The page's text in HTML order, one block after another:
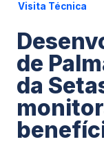
Visita Técnica
de
da